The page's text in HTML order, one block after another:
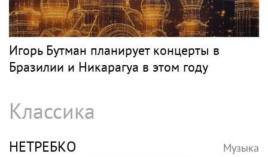
Игорь Бутман планирует концерты в
Бразилии и Никарагуа в этом году
Классика
НЕТРЕБКО Музыка